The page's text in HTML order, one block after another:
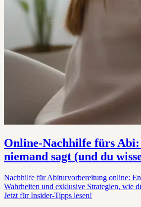
Online-Nachhilfe fürs
niemand sagt (und du
Nachhilfe für Abiturvorbereitung online:
Wahrheiten und exklusive Strategien, wie
Jetzt für Insider-Tipps lesen!